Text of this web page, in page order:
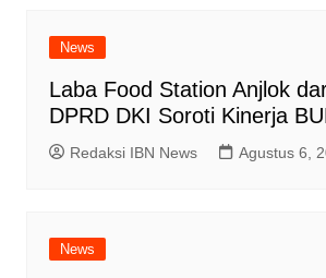
News
Laba Food Station Anjlok
DPRD DKI Soroti Kinerja
Redaksi IBN News Agustus 6,
News